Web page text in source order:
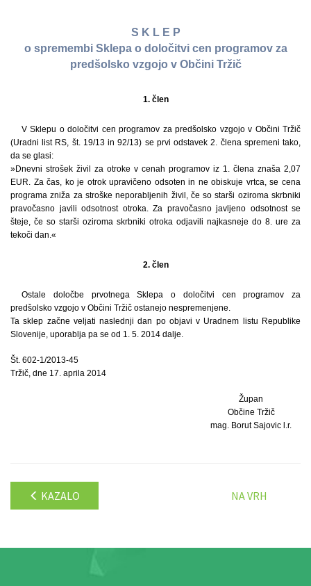
S K L E P
o spremembi Sklepa o določitvi cen programov za
predšolsko vzgojo v Občini Tržič
1. člen
V Sklepu o določitvi cen programov za predšolsko vzgojo v Občini Tržič
(Uradni list RS, št. 19/13 in 92/13) se prvi odstavek 2. člena spremeni tako,
da se glasi:
»Dnevni strošek živil za otroke v cenah programov iz 1. člena znaša 2,07
EUR. Za čas, ko je otrok upravičeno odsoten in ne obiskuje vrtca, se cena
programa zniža za stroške neporabljenih živil, če so starši oziroma skrbniki
pravočasno javili odsotnost otroka. Za pravočasno javljeno odsotnost se
šteje, če so starši oziroma skrbniki otroka odjavili najkasneje do 8. ure za
tekoči dan.«
2. člen
Ostale določbe prvotnega Sklepa o določitvi cen programov za
predšolsko vzgojo v Občini Tržič ostanejo nespremenjene.
Ta sklep začne veljati naslednji dan po objavi v Uradnem listu Republike
Slovenije, uporablja pa se od 1. 5. 2014 dalje.
Št. 602-1/2013-45
Tržič, dne 17. aprila 2014
Župan
Občine Tržič
mag. Borut Sajovic l.r.
KAZALO NA VRH